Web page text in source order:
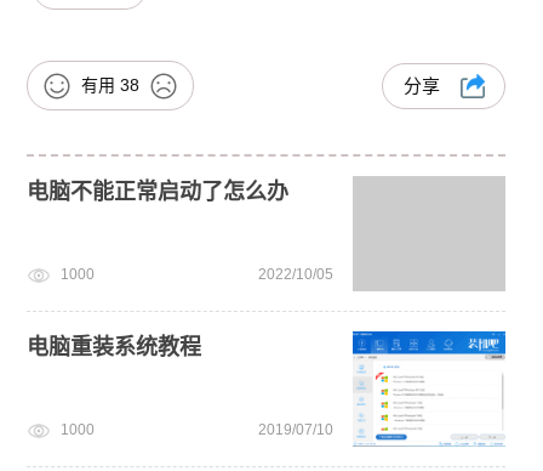
有用 38 分享
电脑不能正常启动了怎么办
1000 2022/10/05
电脑重装系统教程
1000 2019/07/10